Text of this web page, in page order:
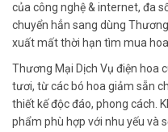
của công nghệ & internet, đa
chuyển hẳn sang dùng
xuất mất thời hạn tìm mua
Thương Mại Dịch Vụ điện hoa
tươi, từ các bó hoa giảm sẵn
thiết kế độc đáo, phong cách.
phẩm phù hợp với nhu yếu và